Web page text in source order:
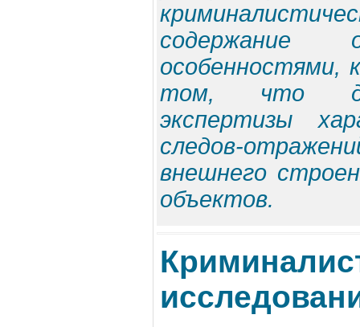
содержание
особенностями,
том, что для
экспертизы
следов-
внешнего
объектов.